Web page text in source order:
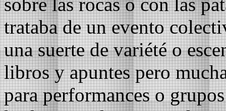
trataba de un evento
una suerte de variété o
libros y apuntes pero
para performances o